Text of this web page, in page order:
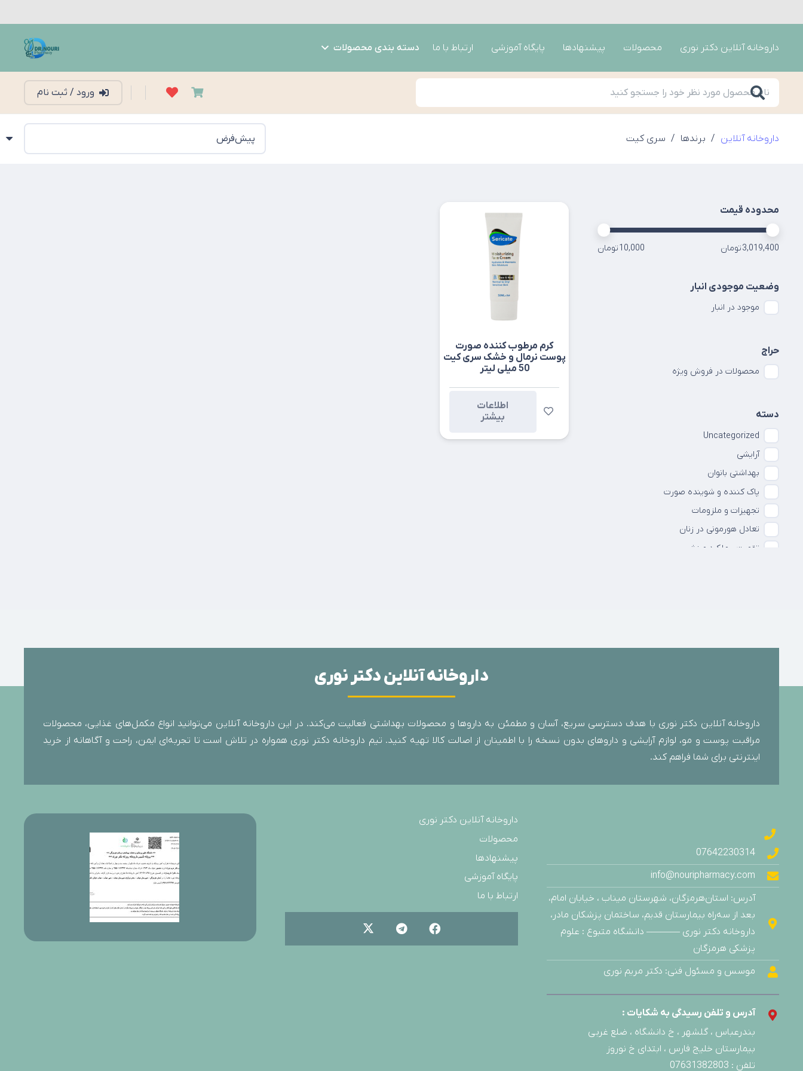
داروخانه آنلاین دکتر نوری محصولات پیشنهادها پایگاه آموزشی ارتباط با ما دسته بندی محصولات
ورود / ثبت نام
داروخانه آنلاین / برندها / سری کیت
محدوده قیمت
10,000 تومان 3,019,400 تومان
وضعیت موجودی انبار
موجود در انبار
حراج
محصولات در فروش ویژه
دسته
Uncategorized
آرایشی
بهداشتی بانوان
پاک کننده و شوینده صورت
تجهیزات و ملزومات
تعادل هورمونی در زنان
تقویت عملکرد ورزشی
کاهش نفخ و سنگینی معده
کاهش وزن
محلول ضد عفونی کننده
مراقبت از کودک
مراقبت پوست و مو
مکمل بدنسازی
مکمل ضد التهاب
مکمل های تخصصی
مکمل‌ های رژیمی و غذایی
مکمل های غذایی
مکمل های کمک درمانی
ویتامین ها
کرم مرطوب کننده صورت
پوست نرمال و خشک سری کیت
50 میلی لیتر
اطلاعات
بیشتر
داروخانه آنلاین دکتر نوری
داروخانه آنلاین دکتر نوری با هدف دسترسی سریع، آسان و مطمئن به داروها و محصولات بهداشتی فعالیت می‌کند. در این داروخانه آنلاین می‌توانید انواع مکمل‌های غذایی، محصولات
مراقبت پوست و مو، لوازم آرایشی و داروهای بدون نسخه را با اطمینان از اصالت کالا تهیه کنید. تیم داروخانه دکتر نوری همواره در تلاش است تا تجربه‌ای ایمن، راحت و آگاهانه از خرید
اینترنتی برای شما فراهم کند.
07642230314
info@nouripharmacy.com
آدرس: استان‌هرمزگان، شهرستان میناب ، خیابان امام،
بعد از سه‌راه بیمارستان قدیم، ساختمان پزشکان مادر،
داروخانه دکتر نوری ———– دانشگاه متبوع : علوم
پزشکی هرمزگان
موسس و مسئول فنی: دکتر مریم نوری
آدرس و تلفن رسیدگی به شکایات :
بندرعباس ، گلشهر ، خ دانشگاه ، ضلع غربی
بیمارستان خلیج فارس ، ابتدای خ نوروز
تلفن : 07631382803
داروخانه آنلاین دکتر نوری
محصولات
پیشنهادها
پایگاه آموزشی
ارتباط با ما